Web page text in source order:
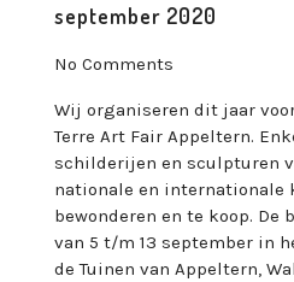
september 2020
No Comments
Wij organiseren dit jaar
Terre Art Fair Appeltern.
schilderijen en sculpturen
nationale en internationale
bewonderen en te koop. De
van 5 t/m 13 september in
de Tuinen van Appeltern,